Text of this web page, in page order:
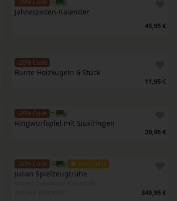
-20% Code
Jahreszeiten-Kalender
45,95 €
-20% Code
Bunte Holzkugeln 6 Stück
11,95 €
-20% Code
Ringwurfspiel mit Sisalringen
20,95 €
-20% Code Bestseller
Julian Spielzeugtruhe
349,95 €